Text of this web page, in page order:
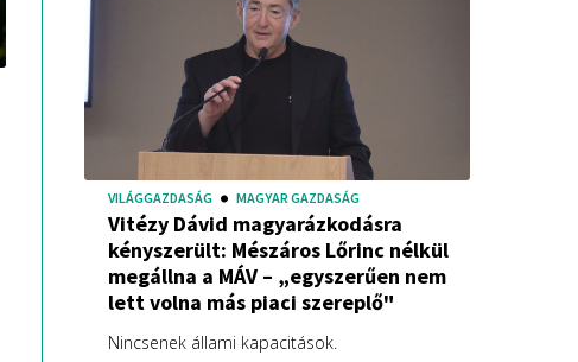
VILÁGGAZDASÁG MAGYAR GAZDASÁG
Vitézy Dávid magyarázkodásra
kényszerült: Mészáros Lőrinc nélkül
megállna a MÁV – „egyszerűen nem
lett volna más piaci szereplő"
Nincsenek állami kapacitások.